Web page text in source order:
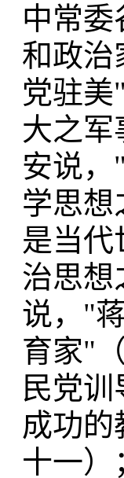
中常
和政治
党驻
大之军
安说
学思想
是当代
治思想
说，"
育家"
民党
成功
十一）